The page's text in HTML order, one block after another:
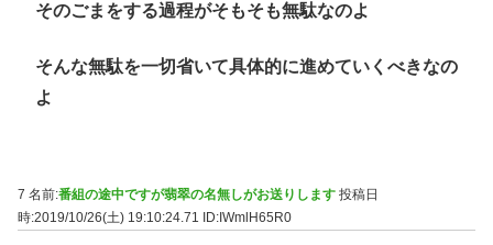
そのごまをする過程がそもそも無駄なのよ
そんな無駄を一切省いて具体的に進めていくべきなの
よ
7 名前:番組の途中ですが翡翠の名無しがお送りします 投稿日
時:2019/10/26(土) 19:10:24.71 ID:IWmlH65R0